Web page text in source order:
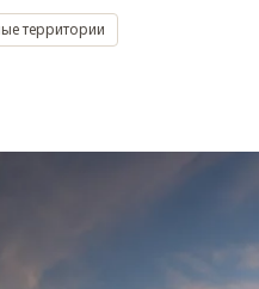
территории